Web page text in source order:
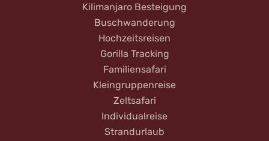
Kilimanjaro Besteigung
Buschwanderung
Hochzeitsreisen
Gorilla Tracking
Familiensafari
Kleingruppenreise
Zeltsafari
Individualreise
Strandurlaub